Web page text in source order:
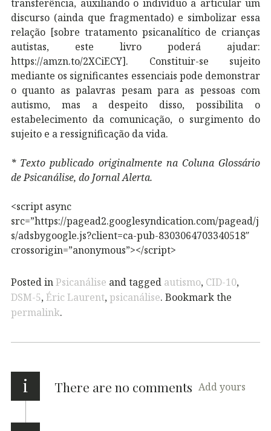
discurso (ainda que fragmentado) e simbolizar essa
relação [sobre tratamento psicanalítico de crianças
autistas, este livro poderá ajudar:
https://amzn.to/2XCiECY]. Constituir-se sujeito
mediante os significantes essenciais pode demonstrar
o quanto as palavras pesam para as pessoas com
autismo, mas a despeito disso, possibilita o
estabelecimento da comunicação, o surgimento do
sujeito e a ressignificação da vida.
* Texto publicado originalmente na Coluna Glossário
de Psicanálise, do Jornal Alerta.
<script async
src=”https://pagead2.googlesyndication.com/pagead/j
s/adsbygoogle.js?client=ca-pub-8303064703340518″
crossorigin=”anonymous”></script>
Posted inPsicanálise and tagged autismo, CID-10,
DSM-5,Éric Laurent,psicanálise. Bookmark the
permalink.
i There are no comments Add yours